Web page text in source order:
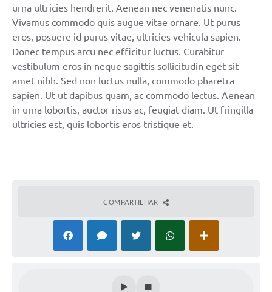
urna ultricies hendrerit. Aenean nec venenatis nunc.
Vivamus commodo quis augue vitae ornare. Ut purus
eros, posuere id purus vitae, ultricies vehicula sapien.
Donec tempus arcu nec efficitur luctus. Curabitur
vestibulum eros in neque sagittis sollicitudin eget sit
amet nibh. Sed non luctus nulla, commodo pharetra
sapien. Ut ut dapibus quam, ac commodo lectus. Aenean
in urna lobortis, auctor risus ac, feugiat diam. Ut fringilla
ultricies est, quis lobortis eros tristique et.
COMPARTILHAR